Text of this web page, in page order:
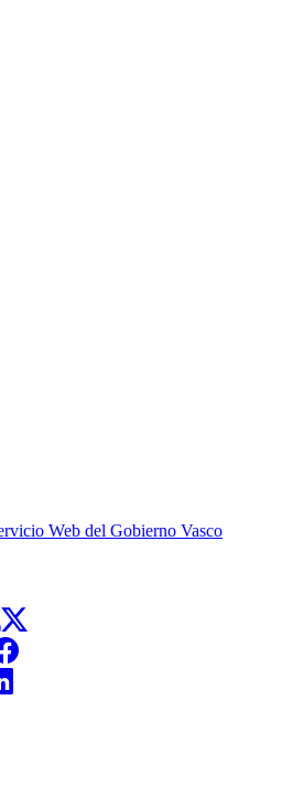
Web del Gobierno Vasco